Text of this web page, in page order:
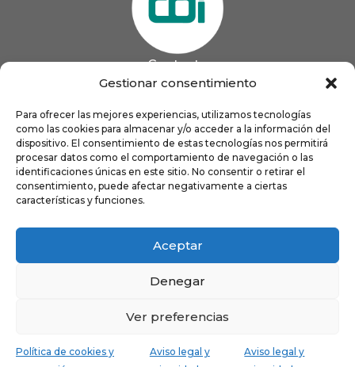
Gestionar consentimiento
Para ofrecer las mejores experiencias, utilizamos tecnologías
como las cookies para almacenar y/o acceder a la información del
dispositivo. El consentimiento de estas tecnologías nos permitirá
procesar datos como el comportamiento de navegación o las
identificaciones únicas en este sitio. No consentir o retirar el
consentimiento, puede afectar negativamente a ciertas
características y funciones.
Aceptar
Denegar
Ver preferencias
Política de cookies y
Aviso legal y
Aviso legal y
Contacto
 coigijon@gmail.com
Horario
Lun
9:00 a 13:00 - 16:00 a 21:00
Mar
9:00 a 13:00 - 16:00 a 20:00
Mié
9:00 a 14:00 - 16:00 a 19:00
Jue
9:00 a 13:00 - 16:00 a 19:00